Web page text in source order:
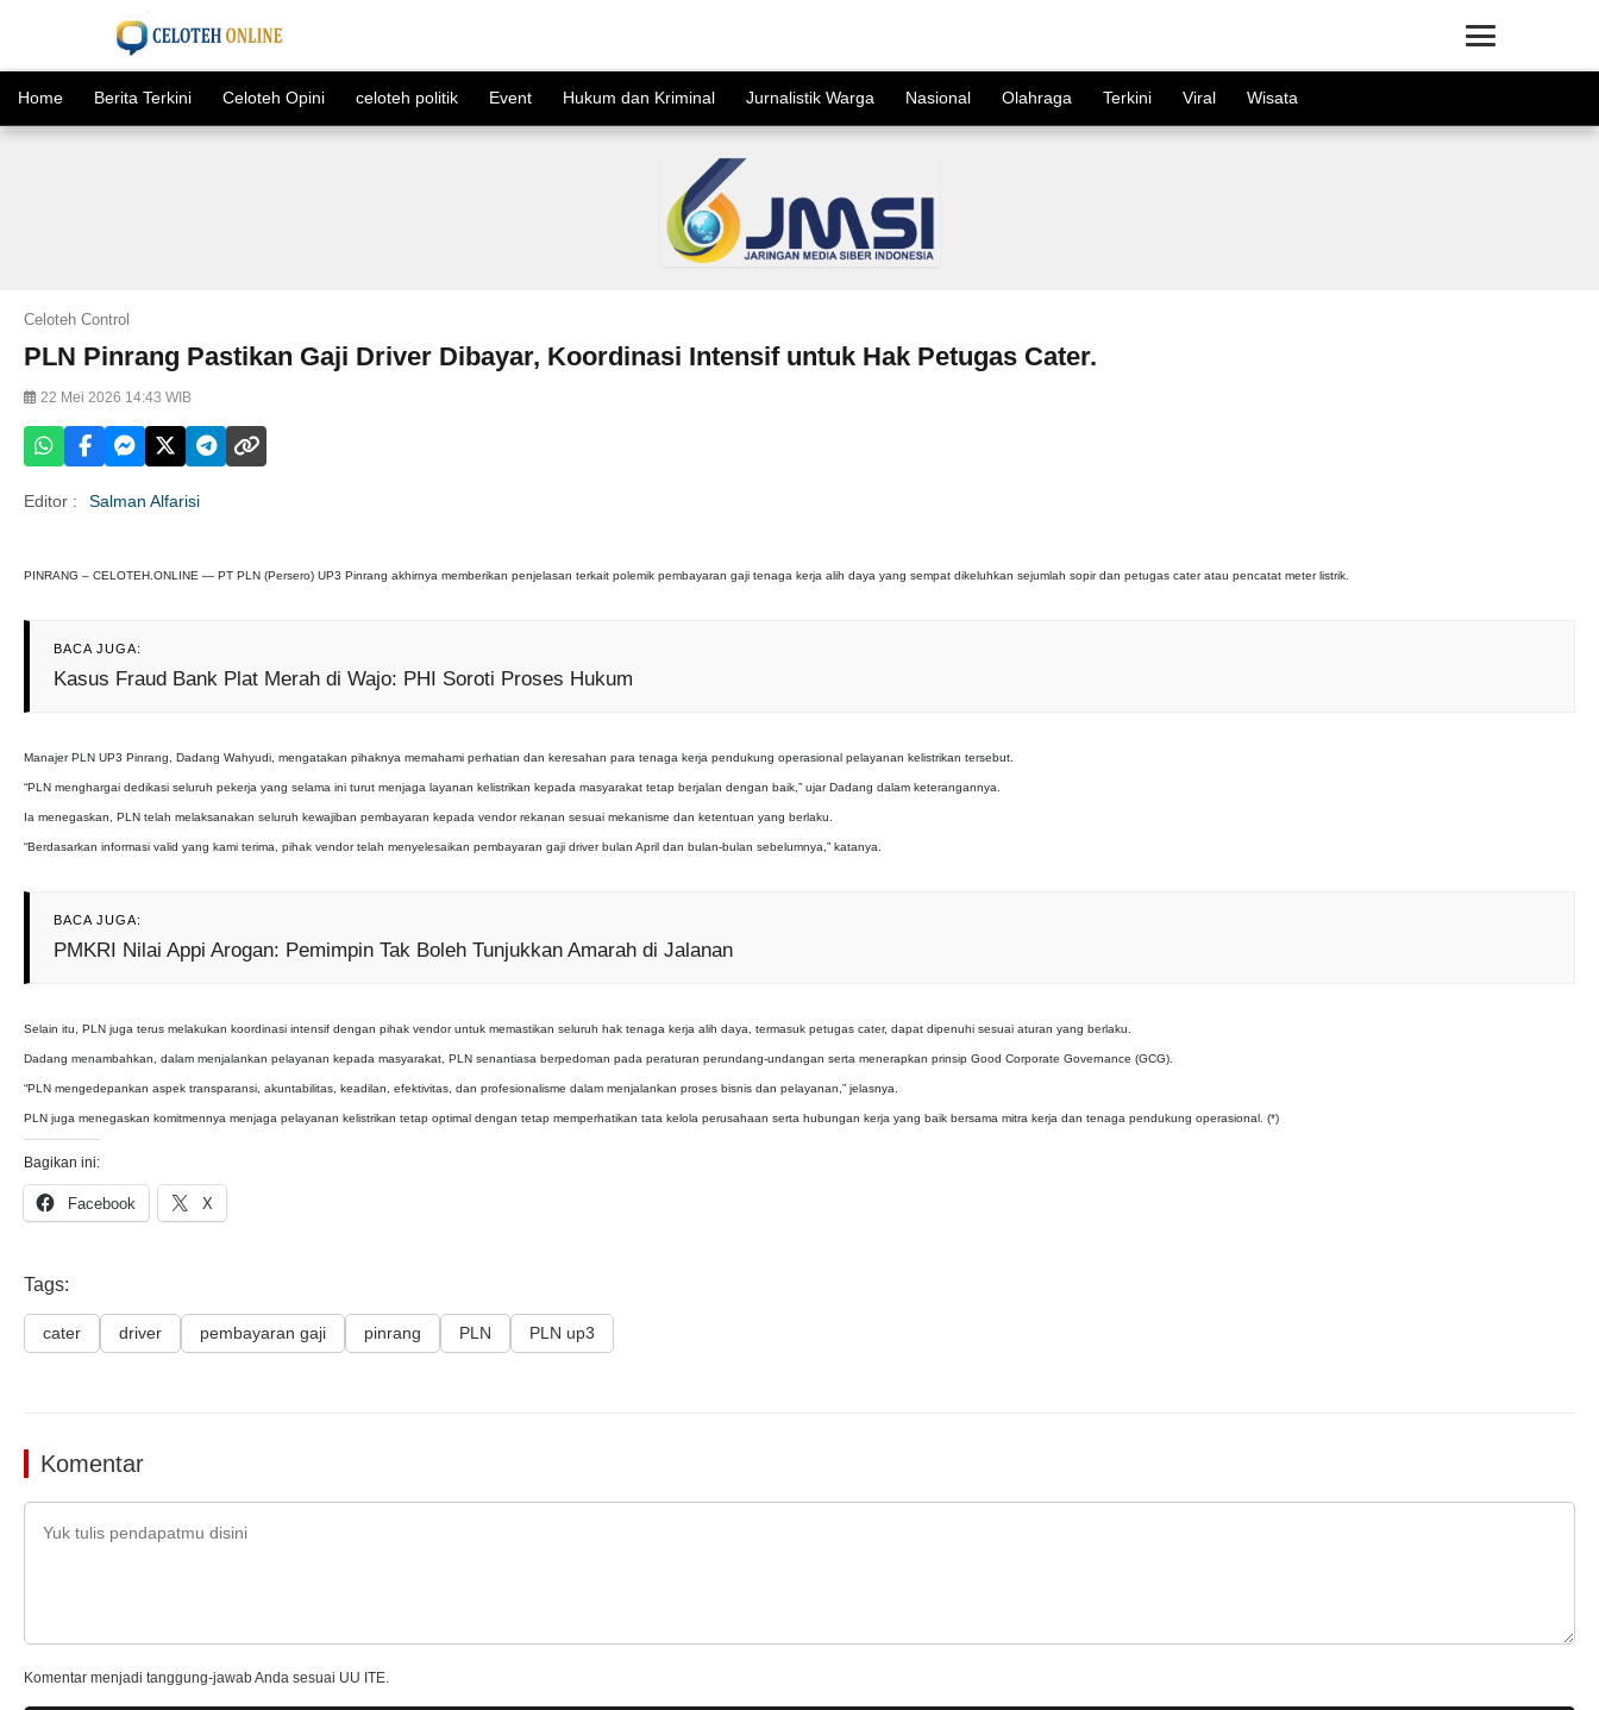
Home Berita Terkini Celoteh Opini celoteh politik Event Hukum dan Kriminal Jurnalistik Warga Nasional Olahraga Terkini Viral Wisata
Celoteh Control
PLN Pinrang Pastikan Gaji Driver Dibayar, Koordinasi Intensif untuk Hak Petugas Cater.
22 Mei 2026 14:43 WIB
Editor : Salman Alfarisi
PINRANG – CELOTEH.ONLINE — PT PLN (Persero) UP3 Pinrang akhirnya memberikan penjelasan terkait polemik pembayaran gaji tenaga kerja alih daya yang sempat dikeluhkan sejumlah sopir dan petugas cater atau pencatat meter listrik.
BACA JUGA:
Kasus Fraud Bank Plat Merah di Wajo: PHI Soroti Proses Hukum
Manajer PLN UP3 Pinrang, Dadang Wahyudi, mengatakan pihaknya memahami perhatian dan keresahan para tenaga kerja pendukung operasional pelayanan kelistrikan tersebut.
“PLN menghargai dedikasi seluruh pekerja yang selama ini turut menjaga layanan kelistrikan kepada masyarakat tetap berjalan dengan baik,” ujar Dadang dalam keterangannya.
Ia menegaskan, PLN telah melaksanakan seluruh kewajiban pembayaran kepada vendor rekanan sesuai mekanisme dan ketentuan yang berlaku.
“Berdasarkan informasi valid yang kami terima, pihak vendor telah menyelesaikan pembayaran gaji driver bulan April dan bulan-bulan sebelumnya,” katanya.
BACA JUGA:
PMKRI Nilai Appi Arogan: Pemimpin Tak Boleh Tunjukkan Amarah di Jalanan
Selain itu, PLN juga terus melakukan koordinasi intensif dengan pihak vendor untuk memastikan seluruh hak tenaga kerja alih daya, termasuk petugas cater, dapat dipenuhi sesuai aturan yang berlaku.
Dadang menambahkan, dalam menjalankan pelayanan kepada masyarakat, PLN senantiasa berpedoman pada peraturan perundang-undangan serta menerapkan prinsip Good Corporate Governance (GCG).
“PLN mengedepankan aspek transparansi, akuntabilitas, keadilan, efektivitas, dan profesionalisme dalam menjalankan proses bisnis dan pelayanan,” jelasnya.
PLN juga menegaskan komitmennya menjaga pelayanan kelistrikan tetap optimal dengan tetap memperhatikan tata kelola perusahaan serta hubungan kerja yang baik bersama mitra kerja dan tenaga pendukung operasional. (*)
Bagikan ini:
Facebook X
Tags:
cater driver pembayaran gaji pinrang PLN PLN up3
Komentar
Komentar menjadi tanggung-jawab Anda sesuai UU ITE.